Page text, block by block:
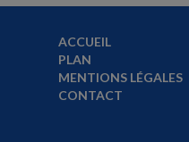
ACCUEIL
PLAN
MENTIONS LÉGALES
CONTACT